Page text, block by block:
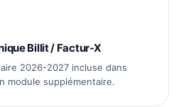
Billit / Factur-X
2026-2027 incluse dans
module supplémentaire.